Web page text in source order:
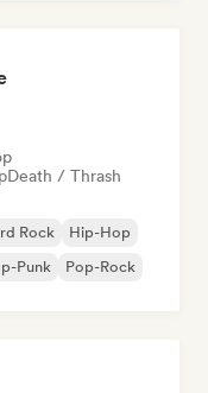
Death / Thrash
Rock
Hip-Hop
Punk Pop-Rock